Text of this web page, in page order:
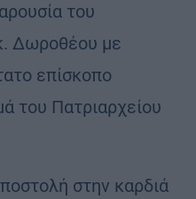
του
Δωροθέου με
επίσκοπο
του Πατριαρχείου
στην καρδιά